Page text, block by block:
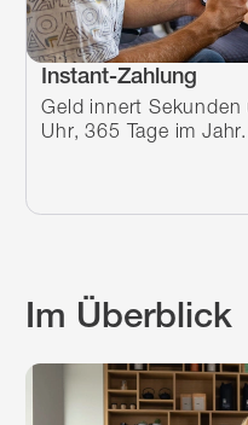
Instant-Zahlung
Geld innert
Uhr, 365 Tage im Jahr.
Im Überblick